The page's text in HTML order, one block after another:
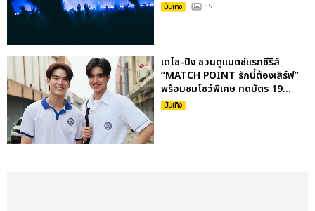
บันเทิง : 5
เตโช-ปิง ชวนดูแมตซ์แรกซีรีส์
“MATCH POINT รักนี้ต้องเสิร์ฟ”
พร้อมชมโชว์พิเศษ กดบัตร 19...
บันเทิง